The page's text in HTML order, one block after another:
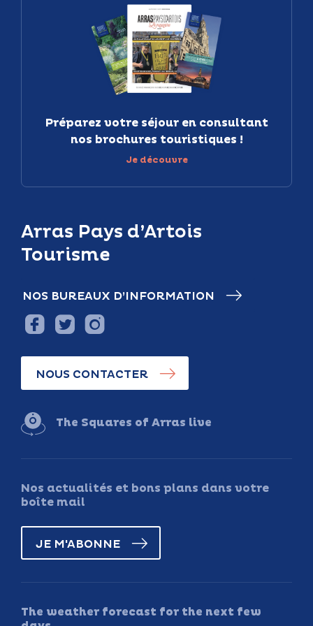
Arras Pays d’Artois
Tourisme
NOS BUREAUX D’INFORMATION
NOUS CONTACTER
The Squares of Arras live
Nos actualités et bons plans dans votre
boîte mail
JE M'ABONNE
The weather forecast for the next few
Préparez votre séjour en consultant
nos brochures touristiques !
Je découvre